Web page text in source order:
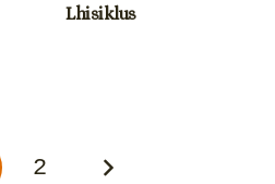
Lhisiklus
2